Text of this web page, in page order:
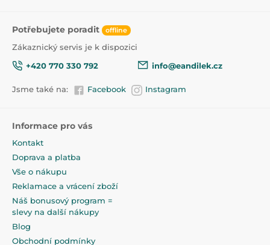
Potřebujete poradit offline
Zákaznický servis je k dispozici
+420 770 330 792
info@eandilek.cz
Jsme také na: Facebook Instagram
Informace pro vás
Kontakt
Doprava a platba
Vše o nákupu
Reklamace a vrácení zboží
Náš bonusový program =
slevy na další nákupy
Blog
Obchodní podmínky